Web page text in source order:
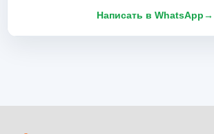
Написать в WhatsApp→